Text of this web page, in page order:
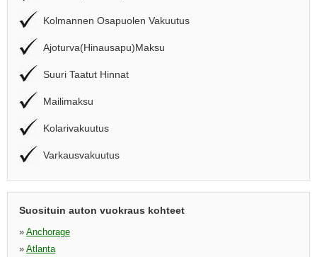
Kolmannen Osapuolen Vakuutus
Ajoturva(Hinausapu)Maksu
Suuri Taatut Hinnat
Mailimaksu
Kolarivakuutus
Varkausvakuutus
Suosituin auton vuokraus kohteet
» Anchorage
» Atlanta